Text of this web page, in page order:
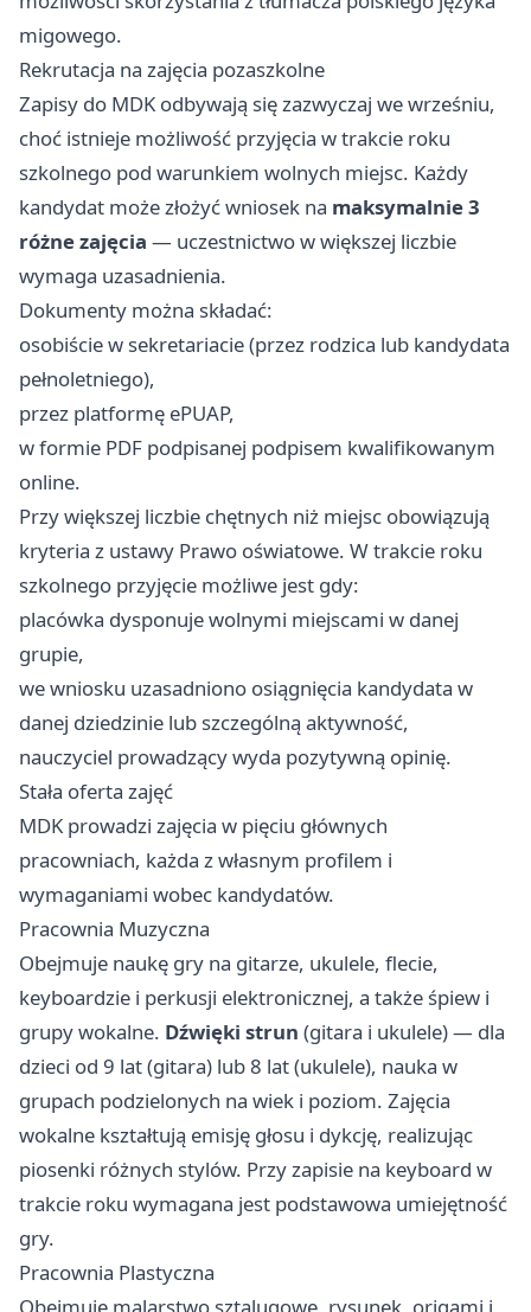
migowego.
Rekrutacja na zajęcia pozaszkolne
Zapisy do MDK odbywają się zazwyczaj we wrześniu,
choć istnieje możliwość przyjęcia w trakcie roku
szkolnego pod warunkiem wolnych miejsc. Każdy
kandydat może złożyć wniosek na maksymalnie 3
różne zajęcia — uczestnictwo w większej liczbie
wymaga uzasadnienia.
Dokumenty można składać:
osobiście w sekretariacie (przez rodzica lub kandydata
pełnoletniego),
przez platformę ePUAP,
w formie PDF podpisanej podpisem kwalifikowanym
online.
Przy większej liczbie chętnych niż miejsc obowiązują
kryteria z ustawy Prawo oświatowe. W trakcie roku
szkolnego przyjęcie możliwe jest gdy:
placówka dysponuje wolnymi miejscami w danej
grupie,
we wniosku uzasadniono osiągnięcia kandydata w
danej dziedzinie lub szczególną aktywność,
nauczyciel prowadzący wyda pozytywną opinię.
Stała oferta zajęć
MDK prowadzi zajęcia w pięciu głównych
pracowniach, każda z własnym profilem i
wymaganiami wobec kandydatów.
Pracownia Muzyczna
Obejmuje naukę gry na gitarze, ukulele, flecie,
keyboardzie i perkusji elektronicznej, a także śpiew i
grupy wokalne. Dźwięki strun (gitara i ukulele) — dla
dzieci od 9 lat (gitara) lub 8 lat (ukulele), nauka w
grupach podzielonych na wiek i poziom. Zajęcia
wokalne kształtują emisję głosu i dykcję, realizując
piosenki różnych stylów. Przy zapisie na keyboard w
trakcie roku wymagana jest podstawowa umiejętność
gry.
Pracownia Plastyczna